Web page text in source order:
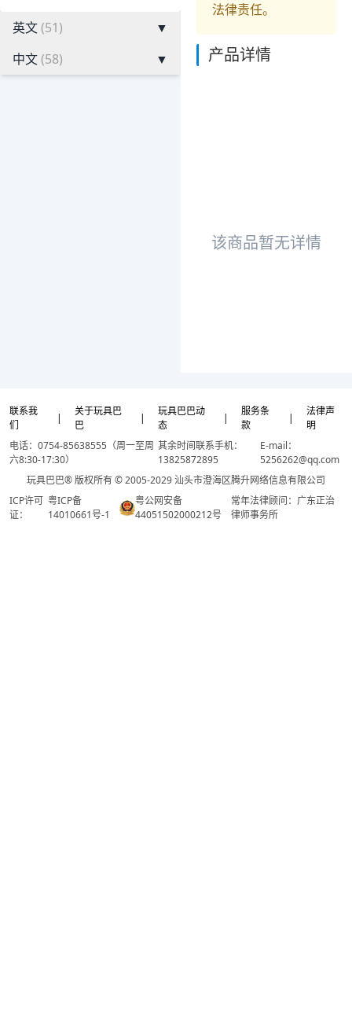
英文(51)
▼
中文(58) ▼
法律责任。
产品详情
该商品暂无详情
联系我
们
|
关于玩具巴
巴
|
玩具巴巴动
态
|
服务条
款
|
法律声
明
电话：0754-85638555（周一至周
六8:30-17:30）
其余时间联系手机：
13825872895
E-mail：
5256262@qq.com
玩具巴巴® 版权所有 © 2005-2029 汕头市澄海区腾升网络信息有限公司
ICP许可
证：
粤ICP备
14010661号-1
粤公网安备
44051502000212号
常年法律顾问：广东正治
律师事务所